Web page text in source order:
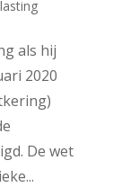
als hij
2020
De wet